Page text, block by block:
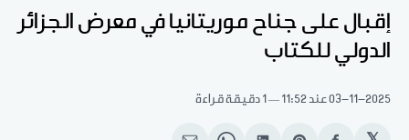
إقبال على جناح موريتانيا في معرض الجزائر
الدولي للكتاب
03-11-2025عند 11:52 1 دقيقة قراءة